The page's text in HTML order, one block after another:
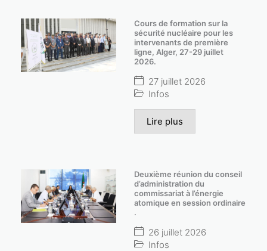
Cours de formation sur la
sécurité nucléaire pour les
intervenants de première
ligne, Alger, 27-29 juillet
2026.
27 juillet 2026
Infos
Lire plus
Deuxième réunion du conseil
d’administration du
commissariat à l’énergie
atomique en session ordinaire
.
26 juillet 2026
Infos